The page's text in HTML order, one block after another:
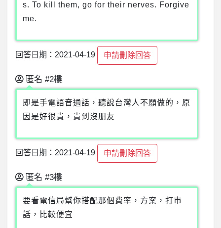
s. To kill them, go for their nerves. Forgive
me.
回答日期：2021-04-19 申請刪除回答
匿名 #2樓
即是手電語音通話，聽說台灣人不願做的，原
因是好很貴，貴到沒朋友
回答日期：2021-04-19 申請刪除回答
匿名 #3樓
要看電信局幫你搭配那個費率，方案，打市
話，比較便宜